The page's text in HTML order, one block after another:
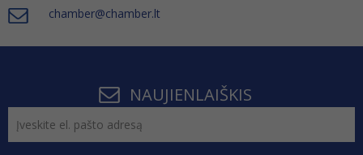
chamber@chamber.lt
NAUJIENLAIŠKIS